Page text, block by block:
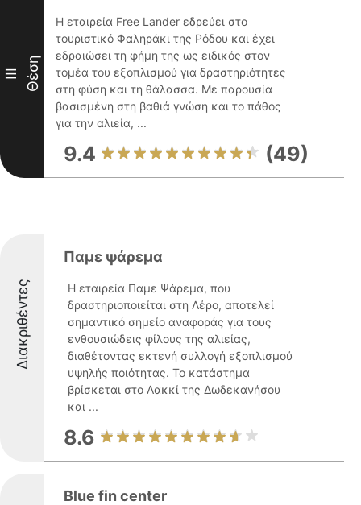
III Θέση
Η εταιρεία Free Lander εδρεύει στο
τουριστικό Φαληράκι της Ρόδου και έχει
εδραιώσει τη φήμη της ως ειδικός στον
τομέα του εξοπλισμού για δραστηριότητες
στη φύση και τη θάλασσα. Με παρουσία
βασισμένη στη βαθιά γνώση και το πάθος
για την αλιεία, ...
9.4 (49)
Διακριθέντες
Παμε ψάρεμα
Η εταιρεία Παμε Ψάρεμα, που
δραστηριοποιείται στη Λέρο, αποτελεί
σημαντικό σημείο αναφοράς για τους
ενθουσιώδεις φίλους της αλιείας,
διαθέτοντας εκτενή συλλογή εξοπλισμού
υψηλής ποιότητας. Το κατάστημα
βρίσκεται στο Λακκί της Δωδεκανήσου
και ...
8.6
Blue fin center